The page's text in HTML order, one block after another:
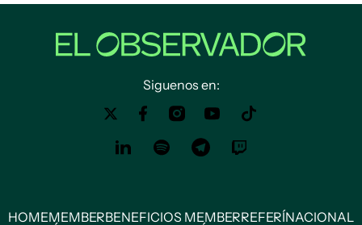
Siguenos en:
HOMEMEMBERBENEFICIOS MEMBERREFERÍNACIONAL